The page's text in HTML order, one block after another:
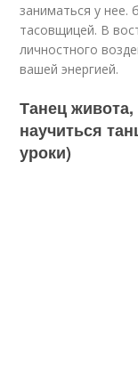
заниматься у нее.
тасовщицей. В
личностного
вашей энергией.
Танец живота,
научиться
уроки)